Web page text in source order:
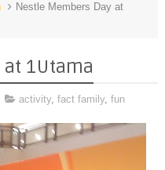
Nestle Members Day at
1Utama
activity, fact family, fun